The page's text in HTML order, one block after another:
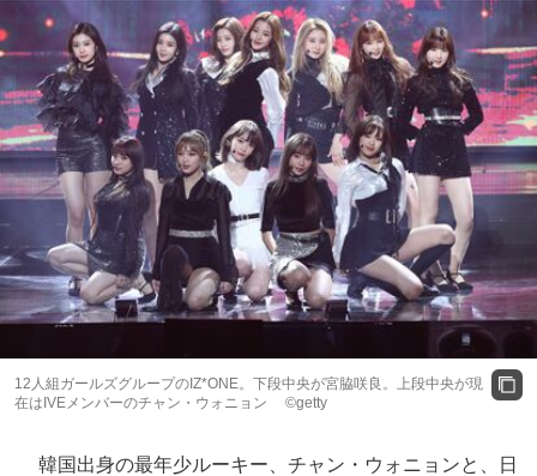
12人組ガールズグループのIZ*ONE。下段中央が宮脇咲良。上段中央が現
在はIVEメンバーのチャン・ウォニョン ©getty
韓国出身の最年少ルーキー、チャン・ウォニョンと、日